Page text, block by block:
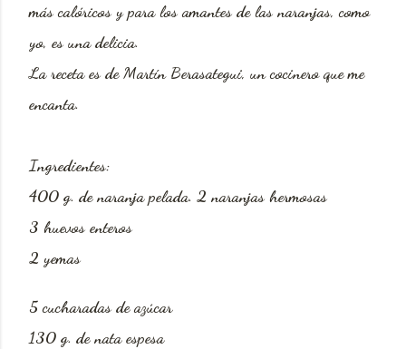
más calóricos y para los amantes de las naranjas, como
yo, es una delicia.
La receta es de Martín Berasategui, un cocinero que me
encanta.
Ingredientes:
400 g. de naranja pelada. 2 naranjas hermosas
3 huevos enteros
2 yemas
5 cucharadas de azúcar
130 g. de nata espesa